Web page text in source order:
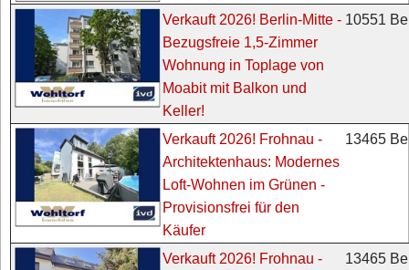
Verkauft 2026! Berlin-Mitte -
Bezugsfreie 1,5-Zimmer
Wohnung in Toplage von
Moabit mit Balkon und
Keller!
10551
Verkauft 2026! Frohnau -
Architektenhaus: Modernes
Loft-Wohnen im Grünen -
Provisionsfrei für den
Käufer
13465
Verkauft 2026! Frohnau -
13465